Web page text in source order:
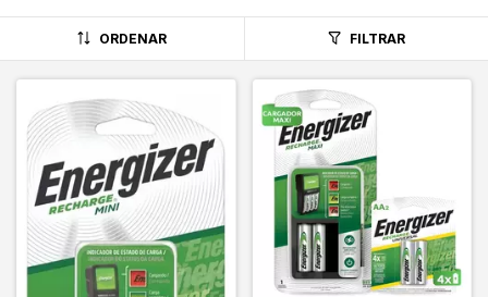
ORDENAR FILTRAR